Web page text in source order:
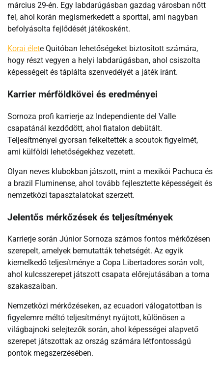
március 29-én. Egy labdarúgásban gazdag városban nőtt
fel, ahol korán megismerkedett a sporttal, ami nagyban
befolyásolta fejlődését játékosként.
Korai élete Quitóban lehetőségeket biztosított számára,
hogy részt vegyen a helyi labdarúgásban, ahol csiszolta
képességeit és táplálta szenvedélyét a játék iránt.
Karrier mérföldkövei és eredményei
Sornoza profi karrierje az Independiente del Valle
csapatánál kezdődött, ahol fiatalon debütált.
Teljesítményei gyorsan felkeltették a scoutok figyelmét,
ami külföldi lehetőségekhez vezetett.
Olyan neves klubokban játszott, mint a mexikói Pachuca és
a brazil Fluminense, ahol tovább fejlesztette képességeit és
nemzetközi tapasztalatokat szerzett.
Jelentős mérkőzések és teljesítmények
Karrierje során Júnior Sornoza számos fontos mérkőzésen
szerepelt, amelyek bemutatták tehetségét. Az egyik
kiemelkedő teljesítménye a Copa Libertadores során volt,
ahol kulcsszerepet játszott csapata előrejutásában a torna
szakaszaiban.
Nemzetközi mérkőzéseken, az ecuadori válogatottban is
figyelemre méltó teljesítményt nyújtott, különösen a
világbajnoki selejtezők során, ahol képességei alapvető
szerepet játszottak az ország számára létfontosságú
pontok megszerzésében.